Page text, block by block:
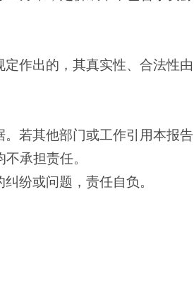
定作出的，其真实性、合法性由
。若其他部门或工作引用本报告
承担责任。
纷或问题，责任自负。